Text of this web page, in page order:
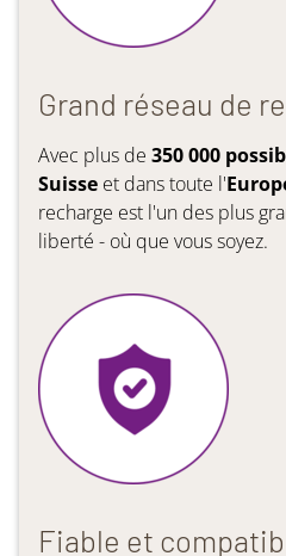
Grand réseau de
Avec plus de 350 000
Suisse et dans toute l'
recharge est l'un des plus
liberté - où que vous soyez.
Fiable et